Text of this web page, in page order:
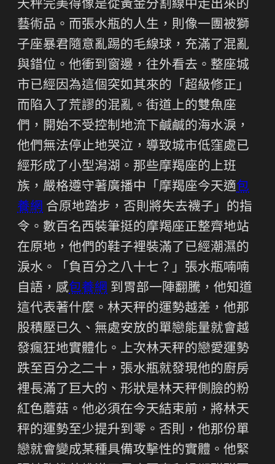
天秤完美得像是從黃金分割線中走出來的
藝術品。而張水瓶的人生，則像一團被獅
子座暴君隨意亂踢的毛線球，充滿了混亂
與錯位。他衝到窗邊，往外看去。整座城
市已經因為這個突如其來的「超級修正」
而陷入了荒謬的混亂。街道上的雙魚座
們，開始不受控制地流下鹹鹹的海水淚，
他們無法停止地哭泣，導致城市低窪處已
經形成了小型潟湖。那些摩羯座的上班
族，嚴格遵守著廣播中「摩羯座今天適包
養網 合原地踏步，否則將失去襪子」的指
令。數百名西裝筆挺的摩羯座正整齊地站
在原地，他們的鞋子裡裝滿了已經潮濕的
淚水。「負百分之八十七？」張水瓶喃喃
自語，感包養網 到胃部一陣翻騰，他知道
這代表著什麼。林天秤的運勢越差，他那
股積壓已久、無處安放的單戀能量就會越
發瘋狂地實體化。上次林天秤的戀愛運勢
跌至百分之二十，張水瓶就發現他的廚房
裡長滿了巨大的、形狀是林天秤側臉的粉
紅色蘑菇。他必須在今天結束前，將林天
秤的運勢至少提升到零。否則，他那份單
戀就會變成某種具備攻擊性的實體。他緊